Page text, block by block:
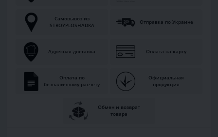
Самовывоз из
STROYPLOSHADKA
Отправка по Украине
Адресная доставка Оплата на карту
Оплата по
безналичному расчету
Официальная
продукция
Обмен и возврат
товара